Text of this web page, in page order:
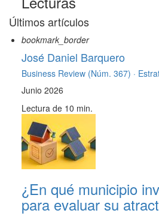
Últimos artículos
bookmark_border
José Daniel Barquero
Business Review (Núm. 367) ·
Junio 2026
Lectura de 10 min.
¿En qué municipio
para evaluar su